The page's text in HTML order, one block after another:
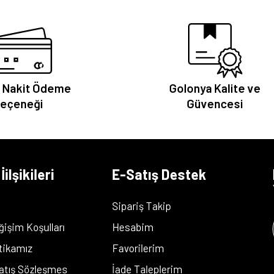
Nakit Ödeme
Golonya Kalite ve
Güvencesi
Koşulları
Sözleşmes
E-Satış Destek
Sipariş Takip
Hesabim
Favorilerim
İade Taleplerim